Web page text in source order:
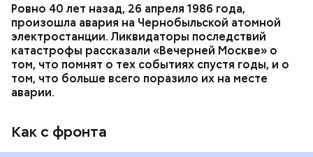
Ровно 40 лет назад, 26 апреля 1986 года,
произошла авария на Чернобыльской атомной
электростанции. Ликвидаторы последствий
катастрофы рассказали «Вечерней Москве» о
том, что помнят о тех событиях спустя годы, и о
том, что больше всего поразило их на месте
аварии.
Как с фронта